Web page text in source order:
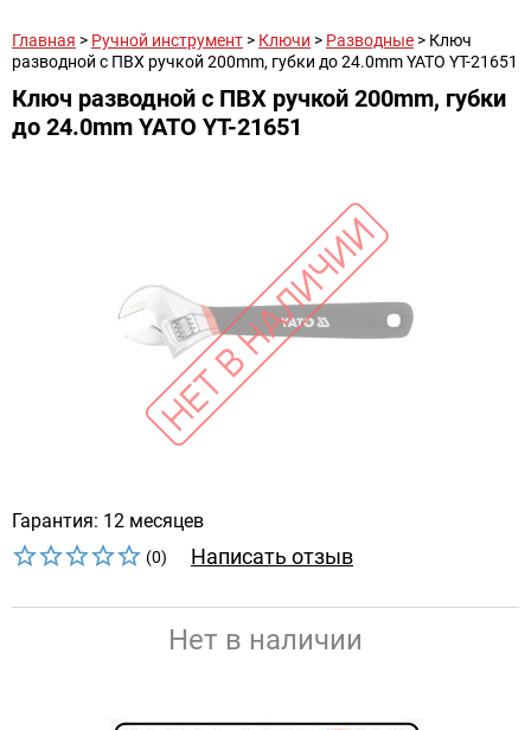
Главная > Ручной инструмент > Ключи > Разводные > Ключ
разводной с ПВХ ручкой 200mm, губки до 24.0mm YATO YT-21651
Ключ разводной с ПВХ ручкой 200mm, губки
до 24.0mm YATO YT-21651
Гарантия: 12 месяцев
(0) Написать отзыв
Нет в наличии